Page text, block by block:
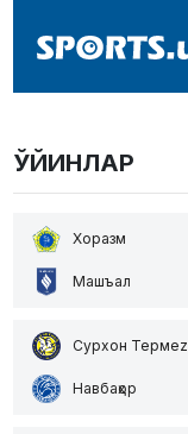
ЎЙИНЛАР
Хоразм
Машъал
Сурхон Термеz
Навбаҳор